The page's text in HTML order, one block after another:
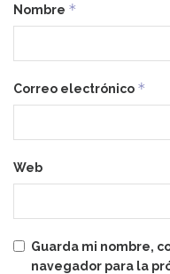
Nombre *
Correo electrónico *
Web
Guarda mi nombre,
navegador para la